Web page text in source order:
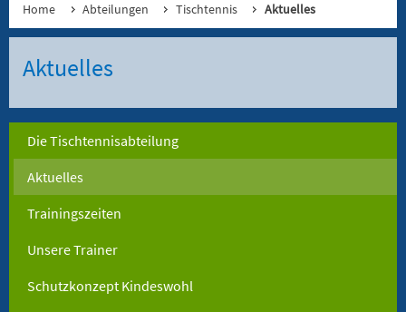
Home Abteilungen Tischtennis Aktuelles
Aktuelles
Die Tischtennisabteilung
Aktuelles
Trainingszeiten
Unsere Trainer
Schutzkonzept Kindeswohl